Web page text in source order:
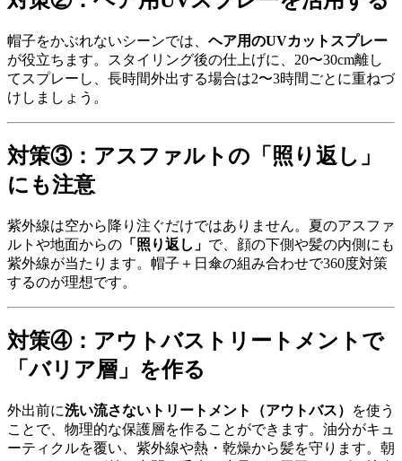
帽子をかぶれないシーンでは、 ヘア用のUVカットスプレー
が役立ちます。スタイリング後の仕上げに、20〜30cm離し
てスプレーし、長時間外出する場合は2〜3時間ごとに重ねづ
けしましょう。
対策③：アスファルトの「照り返し」
にも注意
紫外線は空から降り注ぐだけではありません。夏のアスファ
ルトや地面からの 「照り返し」 で、顔の下側や髪の内側にも
紫外線が当たります。帽子＋日傘の組み合わせで360度対策
するのが理想です。
対策④：アウトバストリートメントで
「バリア層」を作る
外出前に洗い流さないトリートメント（アウトバス）
を使う
ことで、物理的な保護層を作ることができます。油分がキュ
ーティクルを覆い、紫外線や熱・乾燥から髪を守ります。朝